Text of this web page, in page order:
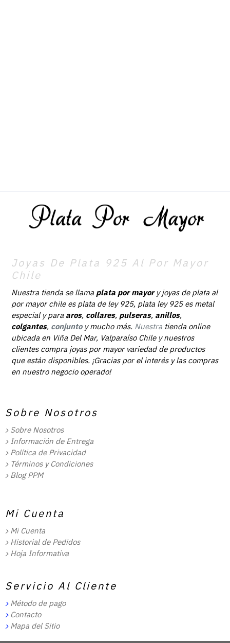
Joyas De Plata 925 Al Por Mayor
Chile
Nuestra tienda se llama plata por mayory joyas de plata al
por mayor chile es plata de ley 925, plata ley 925 es metal
especial y para aros, collares, pulseras, anillos,
colgantes, conjunto y mucho más. Nuestra tienda online
ubicada en Viña Del Mar, Valparaíso Chile y nuestros
clientes compra joyas por mayor variedad de productos
que están disponibles. ¡Gracias por el interés y las compras
en nuestro negocio operado!
Sobre Nosotros
Sobre Nosotros
Información de Entrega
Política de Privacidad
Términos y Condiciones
Blog PPM
Mi Cuenta
Mi Cuenta
Historial de Pedidos
Hoja Informativa
Servicio Al Cliente
Método de pago
Contacto
Mapa del Sitio